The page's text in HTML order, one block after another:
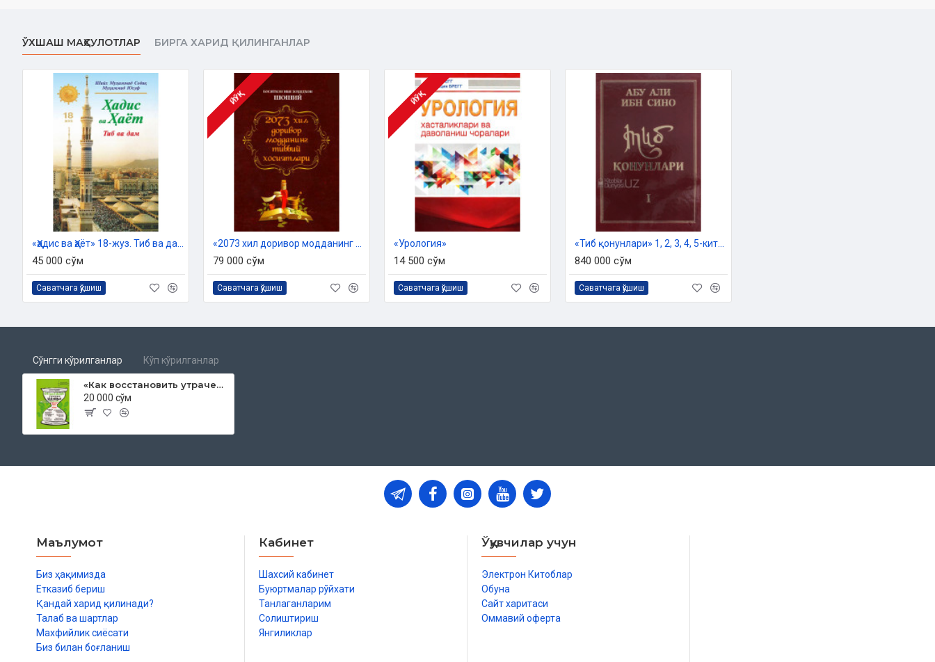
ЎХШАШ МАҲСУЛОТЛАР БИРГА ХАРИД ҚИЛИНГАНЛАР
45 000 сўм
Саватчага қўшиш
ЙЎҚ
79 000 сўм
Саватчага қўшиш
ЙЎҚ
«Урология»
14 500 сўм
Саватчага қўшиш
840 000 сўм
Саватчага қўшиш
Сўнгги кўрилганлар Кўп кўрилганлар
«Как восстановить утраченное здоровье»
20 000 сўм
Маълумот
Биз ҳақимизда
Етказиб бериш
Қандай харид қилинади?
Талаб ва шартлар
Махфийлик сиёсати
Биз билан боғланиш
Кабинет
Шахсий кабинет
Буюртмалар рўйхати
Танлаганларим
Солиштириш
Янгиликлар
Ўқувчилар учун
Электрон Китоблар
Обуна
Сайт харитаси
Оммавий оферта